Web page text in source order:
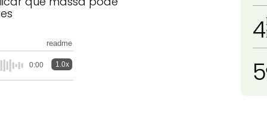
readme
0:00 1.0x
4
5